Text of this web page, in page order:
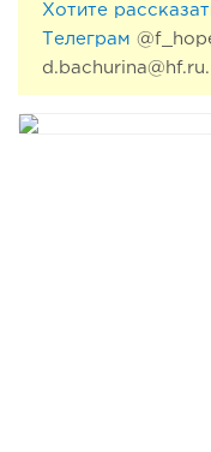
Хотите
Телеграм
d.bachurina@hf.ru.